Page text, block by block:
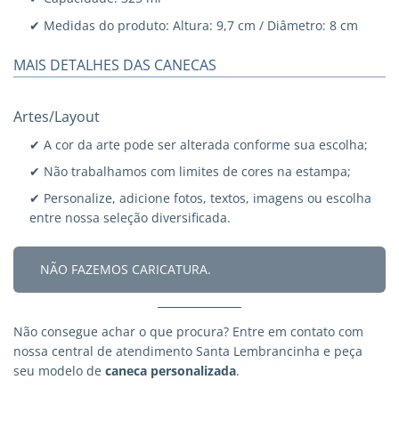
✔ Medidas do produto: Altura: 9,7 cm / Diâmetro: 8 cm
MAIS DETALHES DAS CANECAS
Artes/Layout
✔ A cor da arte pode ser alterada conforme sua escolha;
✔ Não trabalhamos com limites de cores na estampa;
✔ Personalize, adicione fotos, textos, imagens ou escolha
entre nossa seleção diversificada.
NÃO FAZEMOS CARICATURA.
Não consegue achar o que procura? Entre em contato com
nossa central de atendimento Santa Lembrancinha e peça
seu modelo de caneca personalizada.